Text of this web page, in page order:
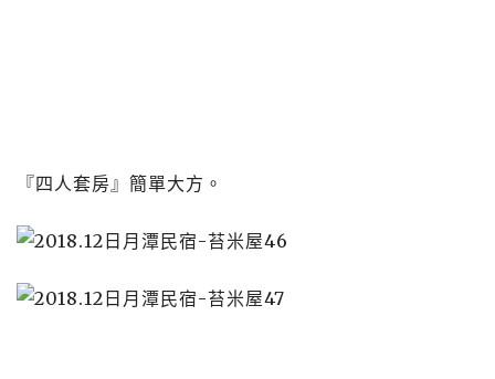
『四人套房』簡單大方。